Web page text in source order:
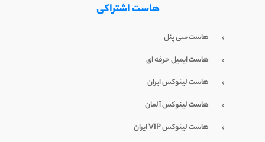
هاست اشتراکی
هاست سی پنل
هاست ایمیل حرفه ای
هاست لینوکس ایران
هاست لینوکس آلمان
هاست لینوکس VIP ایران